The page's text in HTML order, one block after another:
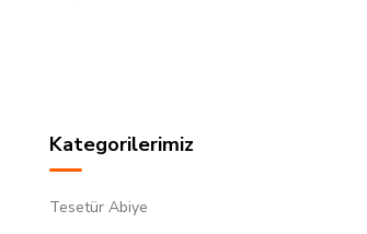
Kategorilerimiz
Tesetür Abiye